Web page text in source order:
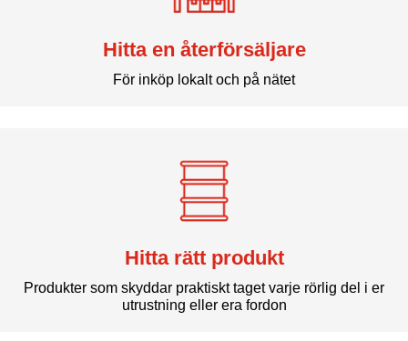
Hitta en återförsäljare
För inköp lokalt och på nätet
Hitta rätt produkt
Produkter som skyddar praktiskt taget varje rörlig del i er
utrustning eller era fordon